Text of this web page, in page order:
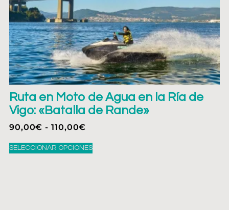
Ruta en Moto de Agua en la Ría de
Vigo: «Batalla de Rande»
90,00€ - 110,00€
SELECCIONAR OPCIONES